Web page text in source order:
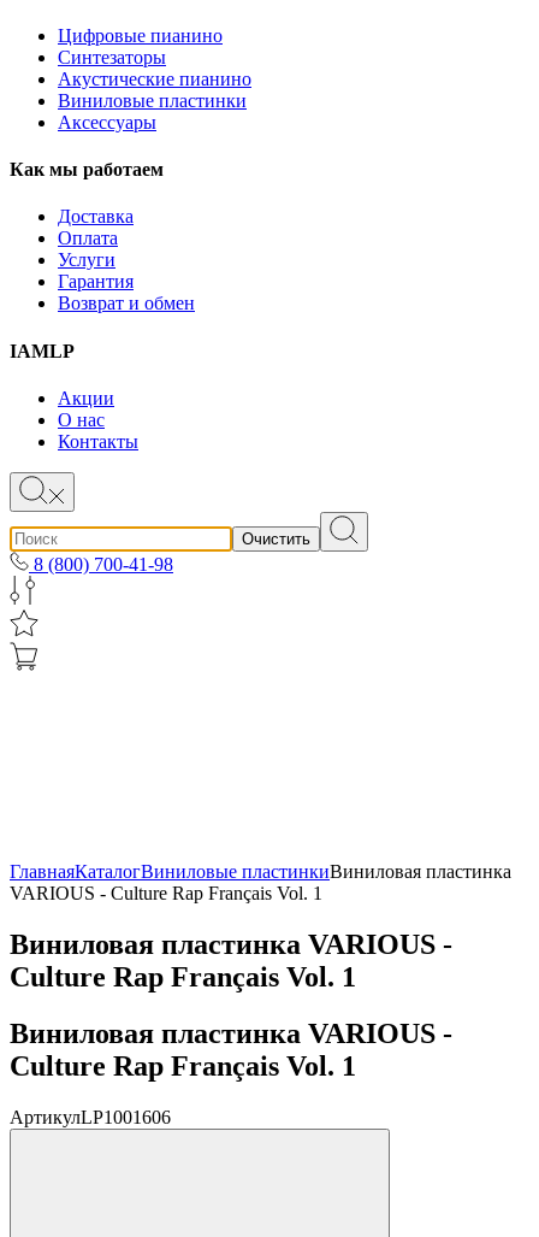
Цифровые пианино
Синтезаторы
Акустические пианино
Виниловые пластинки
Аксессуары
Как мы работаем
Доставка
Оплата
Услуги
Гарантия
Возврат и обмен
IAMLP
Акции
О нас
Контакты
Очистить
8 (800) 700-41-98
ГлавнаяКаталогВиниловые пластинкиВиниловая пластинка
VARIOUS - Culture Rap Français Vol. 1
Виниловая пластинка VARIOUS -
Culture Rap Français Vol. 1
Виниловая пластинка VARIOUS -
Culture Rap Français Vol. 1
АртикулLP1001606